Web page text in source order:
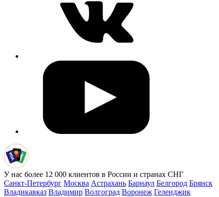
У нас более 12 000 клиентов в России и странах СНГ
Санкт-Петербург Москва Астрахань Барнаул Белгород Брянск
Владикавказ Владимир Волгоград Воронеж Геленджик